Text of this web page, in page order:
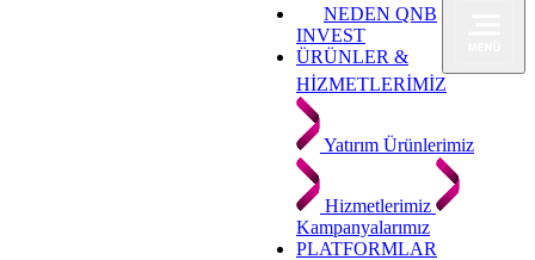
NEDEN QNB
INVEST
ÜRÜNLER &
HİZMETLERİMİZ
Yatırım Ürünlerimiz
Hizmetlerimiz
Kampanyalarımız
PLATFORMLAR